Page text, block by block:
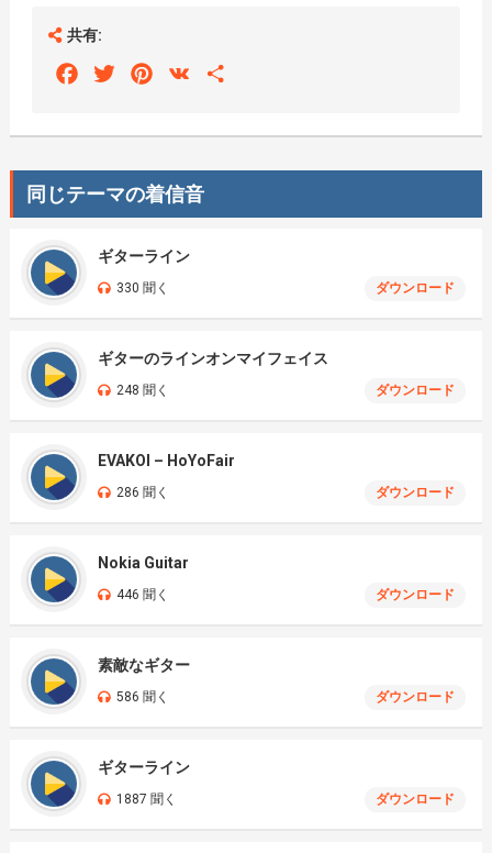
共有:
FacebookTwitterPinterest
VK
同じテーマの着信音
ギターライン
330 聞く ダウンロード
ギターのラインオンマイフェイス
248 聞く ダウンロード
EVAKOI – HoYoFair
286 聞く ダウンロード
Nokia Guitar
446 聞く ダウンロード
素敵なギター
586 聞く ダウンロード
ギターライン
1887 聞く ダウンロード